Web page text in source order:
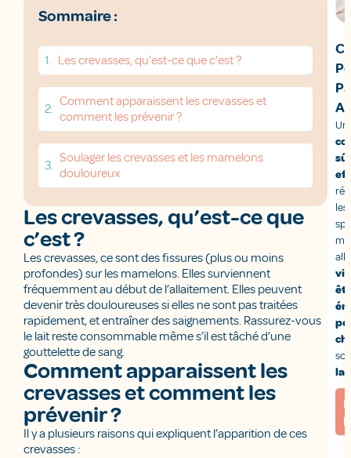
Sommaire :
Les crevasses, qu’est-ce que c’est ?
Comment apparaissent les crevasses et
comment les prévenir ?
Soulager les crevasses et les mamelons
douloureux
Les crevasses, qu’est-ce que
c’est ?
Les crevasses, ce sont des fissures (plus ou moins
profondes) sur les mamelons. Elles surviennent
fréquemment au début de l’allaitement. Elles peuvent
devenir très douloureuses si elles ne sont pas traitées
rapidement, et entraîner des saignements. Rassurez-vous
le lait reste consommable même s’il est tâché d’une
gouttelette de sang.
Comment apparaissent les
crevasses et comment les
prévenir ?
Il y a plusieurs raisons qui expliquent l’apparition de ces
crevasses :